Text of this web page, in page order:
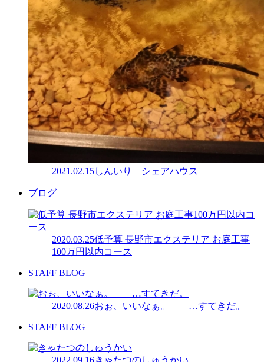
2021.02.15しんいり シェアハウス
ブログ
2020.03.25低予算 長野市エクステリア お庭工事
100万円以内コース
STAFF BLOG
2020.08.26おぉ、いいなぁ。 …すてきだ。
STAFF BLOG
2022.09.16きゃたつのしゅうかい